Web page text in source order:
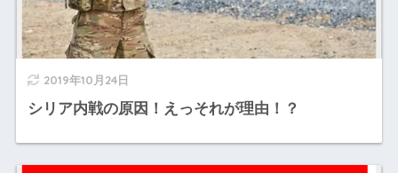
2019年10月24日
シリア内戦の原因！えっそれが理由！？